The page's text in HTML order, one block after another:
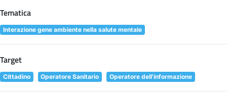
Tematica
Interazione gene ambiente nella salute mentale
Target
Cittadino Operatore Sanitario Operatore dell'informazione